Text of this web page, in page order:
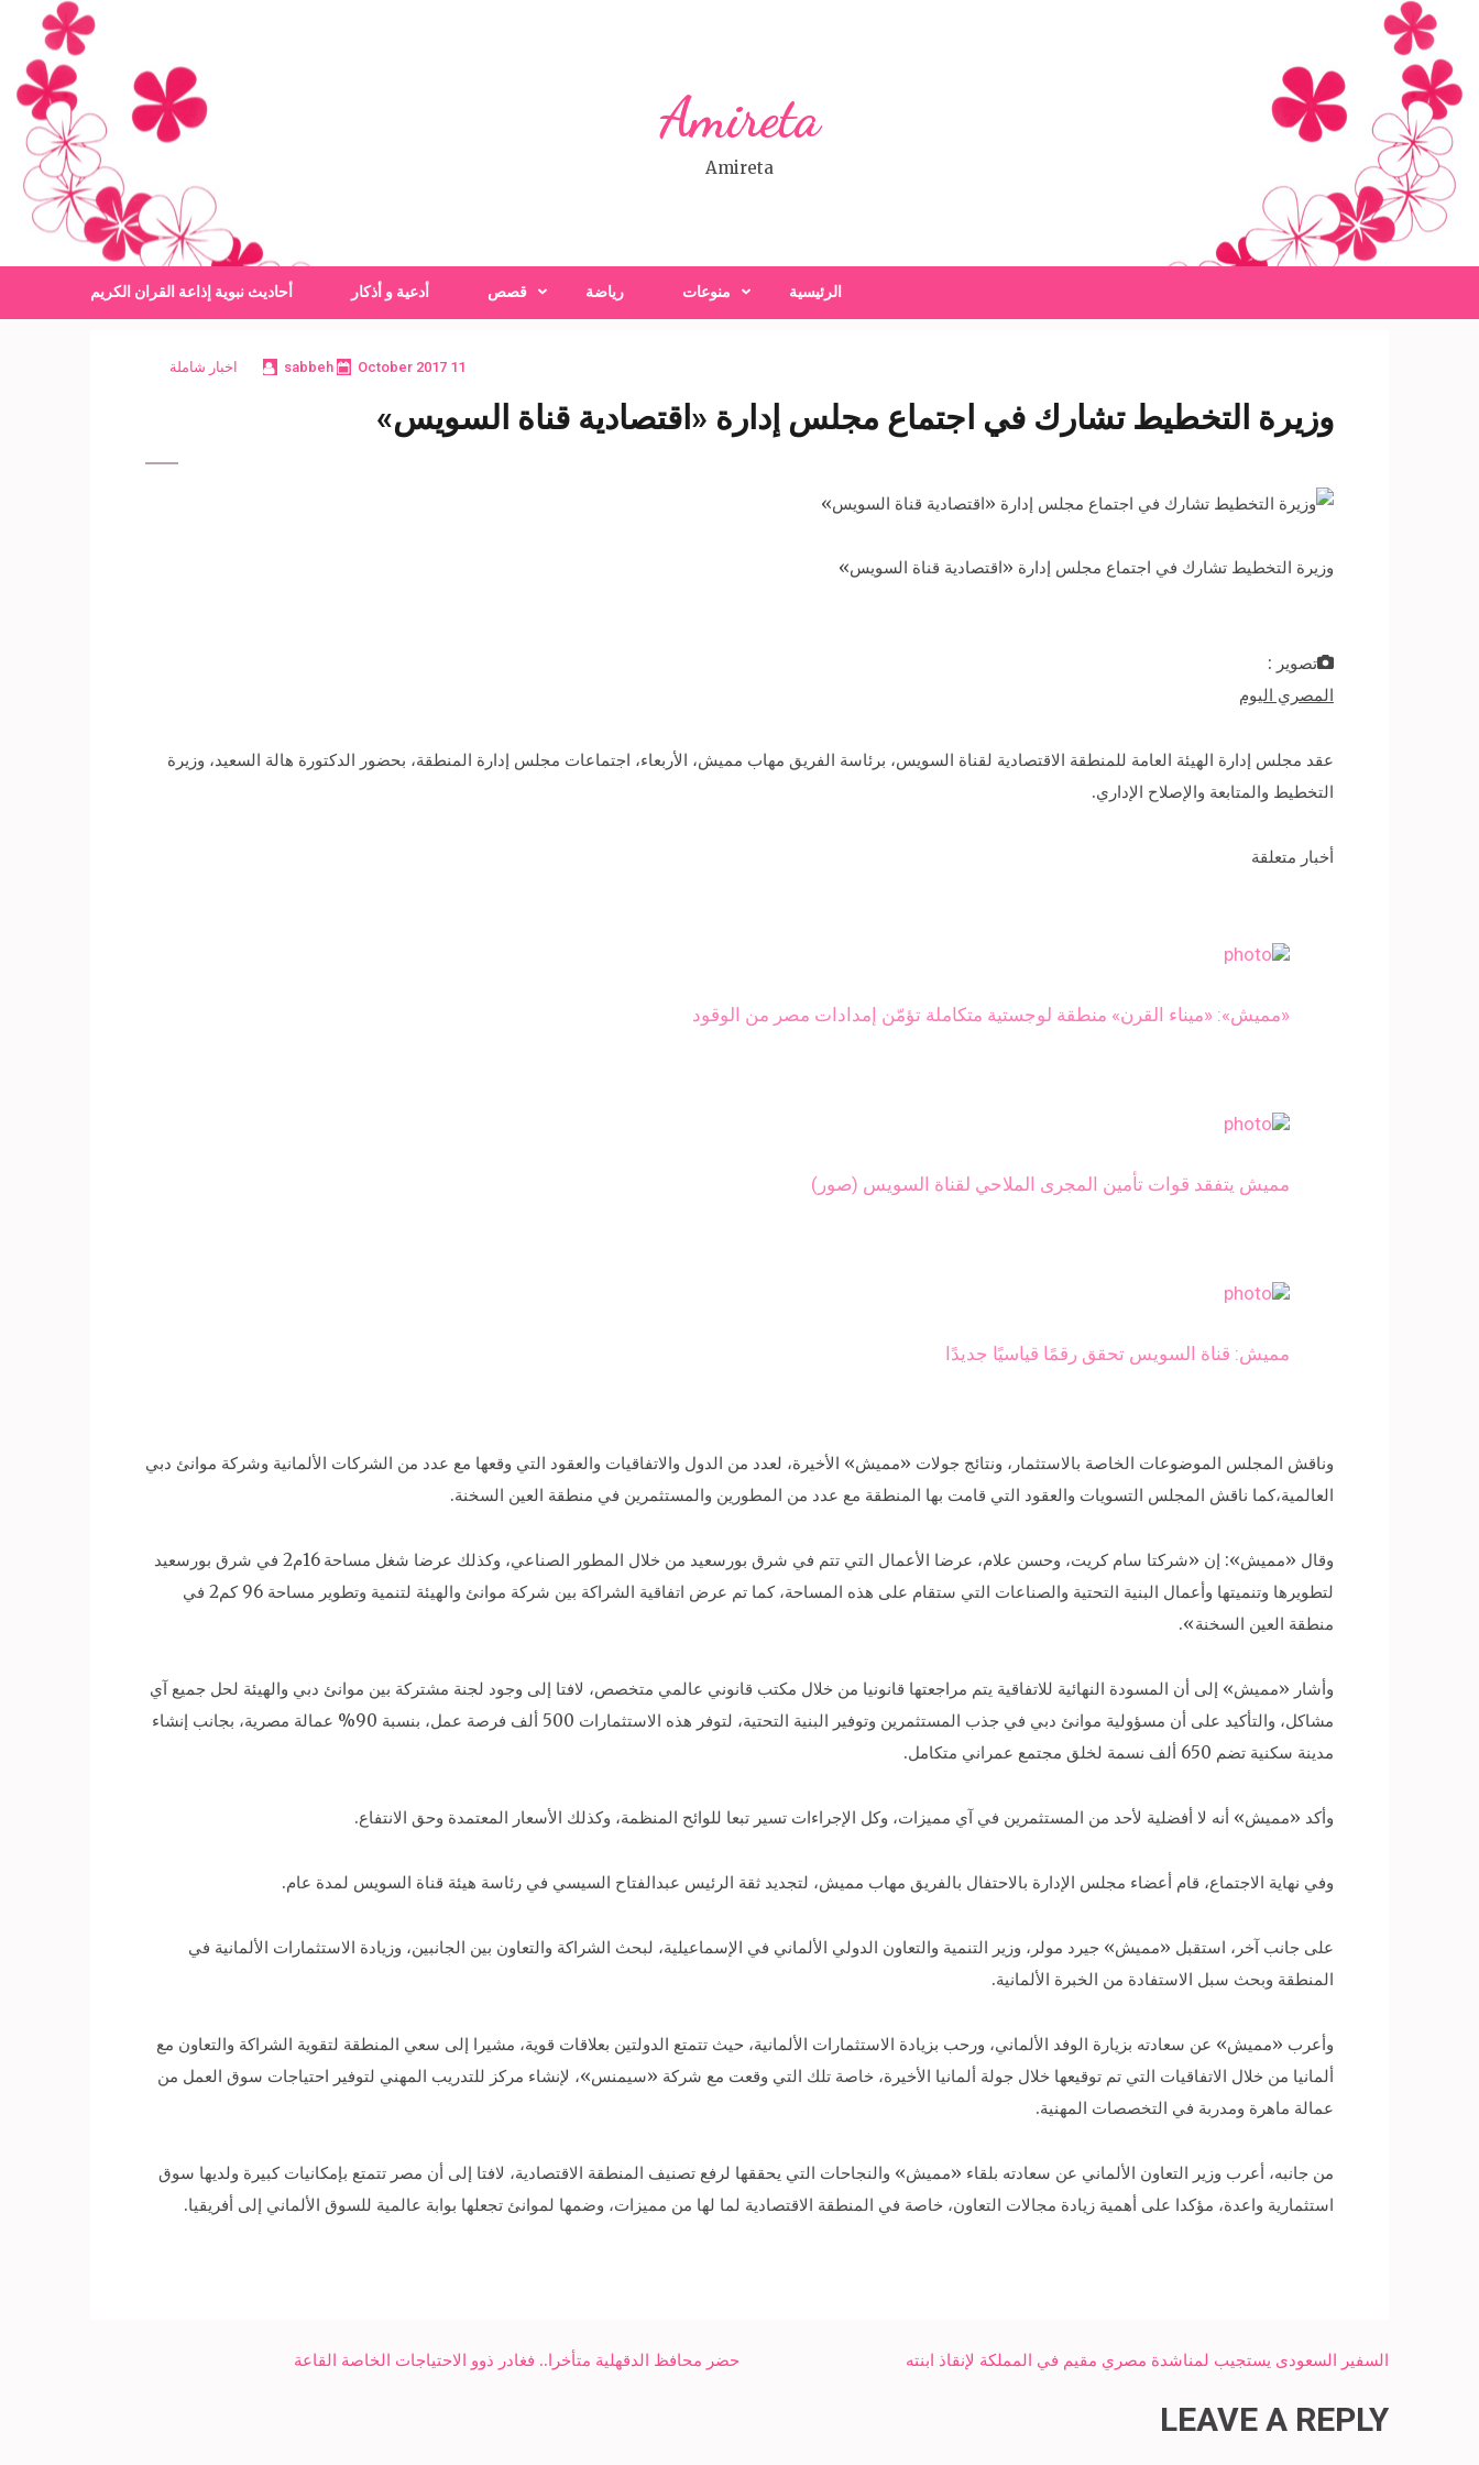
content
(Press
Enter)
Amireta
Amireta
الرئيسية منوعات رياضة قصص أدعية و أذكار أحاديث نبوية إذاعة القران الكريم
11 October 2017
sabbeh اخبار شاملة
وزيرة التخطيط تشارك في اجتماع مجلس إدارة «اقتصادية قناة السويس»
وزيرة التخطيط تشارك في اجتماع مجلس إدارة «اقتصادية قناة السويس»
تصوير :
المصري اليوم
عقد مجلس إدارة الهيئة العامة للمنطقة الاقتصادية لقناة السويس، برئاسة الفريق مهاب مميش، الأربعاء، اجتماعات مجلس إدارة المنطقة، بحضور الدكتورة هالة السعيد، وزيرة
التخطيط والمتابعة والإصلاح الإداري.
أخبار متعلقة
«مميش»: «ميناء القرن» منطقة لوجستية متكاملة تؤمّن إمدادات مصر من الوقود
مميش يتفقد قوات تأمين المجرى الملاحي لقناة السويس (صور)
مميش: قناة السويس تحقق رقمًا قياسيًا جديدًا
وناقش المجلس الموضوعات الخاصة بالاستثمار، ونتائج جولات «مميش» الأخيرة، لعدد من الدول والاتفاقيات والعقود التي وقعها مع عدد من الشركات الألمانية وشركة موانئ دبي
العالمية،كما ناقش المجلس التسويات والعقود التي قامت بها المنطقة مع عدد من المطورين والمستثمرين في منطقة العين السخنة.
وقال «مميش»: إن «شركتا سام كريت، وحسن علام، عرضا الأعمال التي تتم في شرق بورسعيد من خلال المطور الصناعي، وكذلك عرضا شغل مساحة 16م2 في شرق بورسعيد
لتطويرها وتنميتها وأعمال البنية التحتية والصناعات التي ستقام على هذه المساحة، كما تم عرض اتفاقية الشراكة بين شركة موانئ والهيئة لتنمية وتطوير مساحة 96 كم2 في
منطقة العين السخنة».
وأشار «مميش» إلى أن المسودة النهائية للاتفاقية يتم مراجعتها قانونيا من خلال مكتب قانوني عالمي متخصص، لافتا إلى وجود لجنة مشتركة بين موانئ دبي والهيئة لحل جميع آي
مشاكل، والتأكيد على أن مسؤولية موانئ دبي في جذب المستثمرين وتوفير البنية التحتية، لتوفر هذه الاستثمارات 500 ألف فرصة عمل، بنسبة 90% عمالة مصرية، بجانب إنشاء
مدينة سكنية تضم 650 ألف نسمة لخلق مجتمع عمراني متكامل.
وأكد «مميش» أنه لا أفضلية لأحد من المستثمرين في آي مميزات، وكل الإجراءات تسير تبعا للوائح المنظمة، وكذلك الأسعار المعتمدة وحق الانتفاع.
وفي نهاية الاجتماع، قام أعضاء مجلس الإدارة بالاحتفال بالفريق مهاب مميش، لتجديد ثقة الرئيس عبدالفتاح السيسي في رئاسة هيئة قناة السويس لمدة عام.
على جانب آخر، استقبل «مميش» جيرد مولر، وزير التنمية والتعاون الدولي الألماني في الإسماعيلية، لبحث الشراكة والتعاون بين الجانبين، وزيادة الاستثمارات الألمانية في
المنطقة وبحث سبل الاستفادة من الخبرة الألمانية.
وأعرب «مميش» عن سعادته بزيارة الوفد الألماني، ورحب بزيادة الاستثمارات الألمانية، حيث تتمتع الدولتين بعلاقات قوية، مشيرا إلى سعي المنطقة لتقوية الشراكة والتعاون مع
ألمانيا من خلال الاتفاقيات التي تم توقيعها خلال جولة ألمانيا الأخيرة، خاصة تلك التي وقعت مع شركة «سيمنس»، لإنشاء مركز للتدريب المهني لتوفير احتياجات سوق العمل من
عمالة ماهرة ومدربة في التخصصات المهنية.
من جانبه، أعرب وزير التعاون الألماني عن سعادته بلقاء «مميش» والنجاحات التي يحققها لرفع تصنيف المنطقة الاقتصادية، لافتا إلى أن مصر تتمتع بإمكانيات كبيرة ولديها سوق
استثمارية واعدة، مؤكدا على أهمية زيادة مجالات التعاون، خاصة في المنطقة الاقتصادية لما لها من مميزات، وضمها لموانئ تجعلها بوابة عالمية للسوق الألماني إلى أفريقيا.
Post
حضر محافظ الدقهلية متأخرا.. فغادر ذوو الاحتياجات الخاصة القاعة السفير السعودى يستجيب لمناشدة مصري مقيم في المملكة لإنقاذ ابنته
LEAVE A REPLY